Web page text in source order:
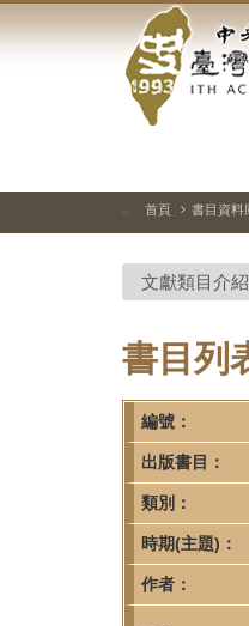
到
中
央
研
院-
臺
灣
史
研
究
所-
首
頁
::: 首頁 書目資料
文獻類目介紹
書目列
編號：
出版書目：
類別：
時期(主題)：
作者：